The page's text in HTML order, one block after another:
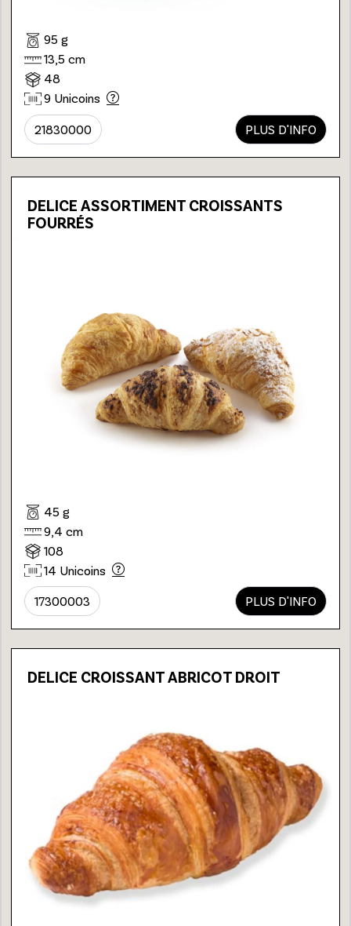
95 g
13,5 cm
48
9 Unicoins
21830000 PLUS D'INFO
DELICE ASSORTIMENT CROISSANTS
FOURRÉS
45 g
9,4 cm
108
14 Unicoins
17300003 PLUS D'INFO
DELICE CROISSANT ABRICOT DROIT